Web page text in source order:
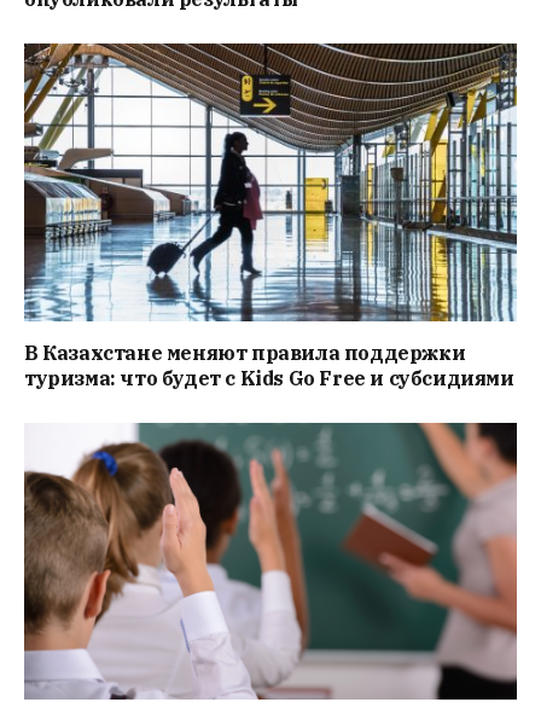
В Казахстане меняют правила поддержки
туризма: что будет с Kids Go Free и субсидиями